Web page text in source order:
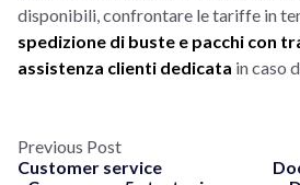
disponibili, confrontare le tariffe in
spedizione di buste e pacchi con
assistenza clienti dedicata in caso
Previous Post
Customer service